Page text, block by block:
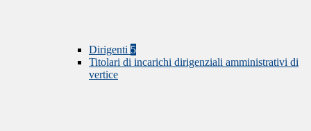
Dirigenti 5
Titolari di incarichi dirigenziali amministrativi di
vertice